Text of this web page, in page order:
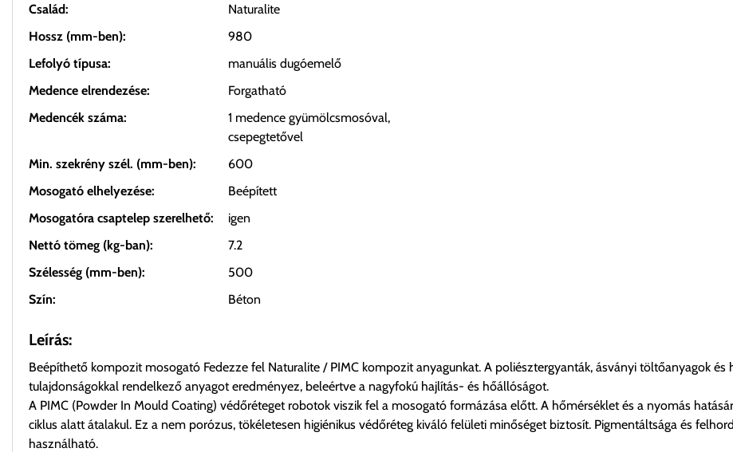
Család:
Naturalite
Hossz (mm-ben):
980
Lefolyó típusa:
manuális dugóemelő
Medence elrendezése:
Forgatható
Medencék száma:
1 medence gyümölcsmosóval,
csepegtetővel
Min. szekrény szél. (mm-ben):
600
Mosogató elhelyezése:
Beépített
Mosogatóra csaptelep szerelhető:
igen
Nettó tömeg (kg-ban):
7.2
Szélesség (mm-ben):
500
Szín:
Béton
Leírás:
Beépíthető kompozit mosogató Fedezze fel Naturalite / PIMC kompozit anyagunkat. A poliésztergyanták, ásványi töltőanyagok és
tulajdonságokkal rendelkező anyagot eredményez, beleértve a nagyfokú hajlítás- és hőállóságot.
A PIMC (Powder In Mould Coating) védőréteget robotok viszik fel a mosogató formázása előtt. A hőmérséklet és a nyomás
ciklus alatt átalakul. Ez a nem porózus, tökéletesen higiénikus védőréteg kiváló felületi minőséget biztosít. Pigmentáltsága és
használható.